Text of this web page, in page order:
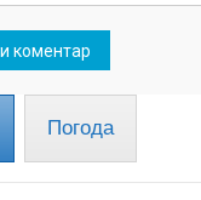
Погода